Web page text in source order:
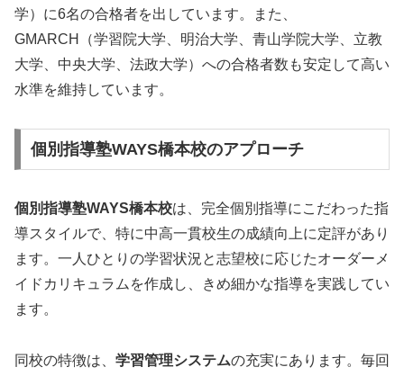
学）に6名の合格者を出しています。また、
GMARCH（学習院大学、明治大学、青山学院大学、立教
大学、中央大学、法政大学）への合格者数も安定して高い
水準を維持しています。
個別指導塾WAYS橋本校のアプローチ
個別指導塾WAYS橋本校は、完全個別指導にこだわった指
導スタイルで、特に中高一貫校生の成績向上に定評があり
ます。一人ひとりの学習状況と志望校に応じたオーダーメ
イドカリキュラムを作成し、きめ細かな指導を実践してい
ます。
同校の特徴は、 学習管理システムの充実にあります。毎回